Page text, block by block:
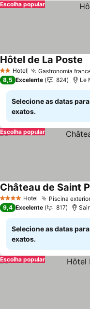
Escolha popular
2 Estrelas
Hotel Gastronomia
Hôtel de La Poste
8,5 Excelente 824 Le
Selecione as datas
exatos.
Escolha popular
4 EstrelasHotel Piscina
Château de Saint
9,4 Excelente 817
Selecione as datas
exatos.
Escolha popular